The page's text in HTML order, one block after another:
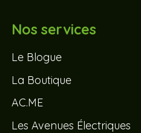
Nos services
Le Blogue
La Boutique
AC.ME
Les Avenues Électriques